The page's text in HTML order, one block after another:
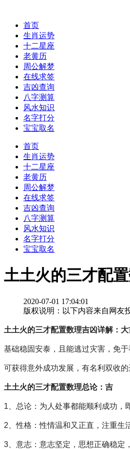
首页
生肖运势
十二星座
老黄历
周公解梦
在线求签
吉凶查询
八字测算
风水知识
名字打分
宝宝取名
首页
生肖运势
十二星座
老黄历
周公解梦
在线求签
吉凶查询
八字测算
风水知识
名字打分
宝宝取名
土土火的三才配
2020-07-01 17:04:01
版权说明：以下内容来自网友
土土火的三才配置数理吉凶详解：大
基础稳固安泰，且能逃过灾害，免
可获得意外成功发展，有名利双收
土土火的三才配置数理总论：吉
1、总论：为人处事都能顺利成功，
2、性格：性情温和又正直，注重生
3、意志：意志坚定，思想正确稳定